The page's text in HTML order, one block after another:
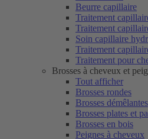
Beurre capillaire
Traitement
Traitement
Soin capillaire
Traitement
Traitement pour
Brosses à cheveux et
Tout afficher
Brosses rondes
Brosses démêlantes
Brosses plates et
Brosses en bois
Peignes à cheveux